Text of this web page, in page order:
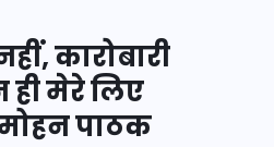
कारोबारी
मेरे लिए
मोहन पाठक